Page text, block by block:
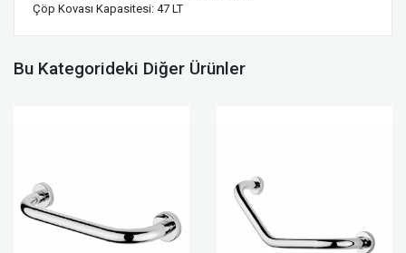
Çöp Kovası Kapasitesi: 47 LT
Bu Kategorideki Diğer Ürünler